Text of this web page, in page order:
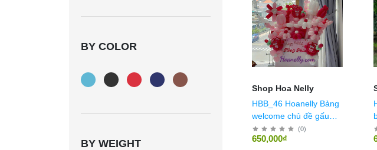
BY COLOR
BY WEIGHT
Shop Hoa Nelly
HBB_46 Hoanelly Bảng
welcome chủ đề gấu
dâu
(0)
650,000₫